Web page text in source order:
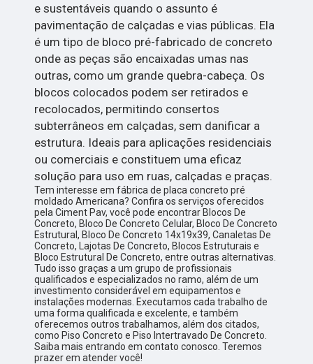
e sustentáveis quando o assunto é
pavimentação de calçadas e vias públicas. Ela
é um tipo de bloco pré-fabricado de concreto
onde as peças são encaixadas umas nas
outras, como um grande quebra-cabeça. Os
blocos colocados podem ser retirados e
recolocados, permitindo consertos
subterrâneos em calçadas, sem danificar a
estrutura. Ideais para aplicações residenciais
ou comerciais e constituem uma eficaz
solução para uso em ruas, calçadas e praças.
Tem interesse em fábrica de placa concreto pré
moldado Americana? Confira os serviços oferecidos
pela Ciment Pav, você pode encontrar Blocos De
Concreto, Bloco De Concreto Celular, Bloco De Concreto
Estrutural, Bloco De Concreto 14x19x39, Canaletas De
Concreto, Lajotas De Concreto, Blocos Estruturais e
Bloco Estrutural De Concreto, entre outras alternativas.
Tudo isso graças a um grupo de profissionais
qualificados e especializados no ramo, além de um
investimento considerável em equipamentos e
instalações modernas. Executamos cada trabalho de
uma forma qualificada e excelente, e também
oferecemos outros trabalhamos, além dos citados,
como Piso Concreto e Piso Intertravado De Concreto.
Saiba mais entrando em contato conosco. Teremos
prazer em atender você!